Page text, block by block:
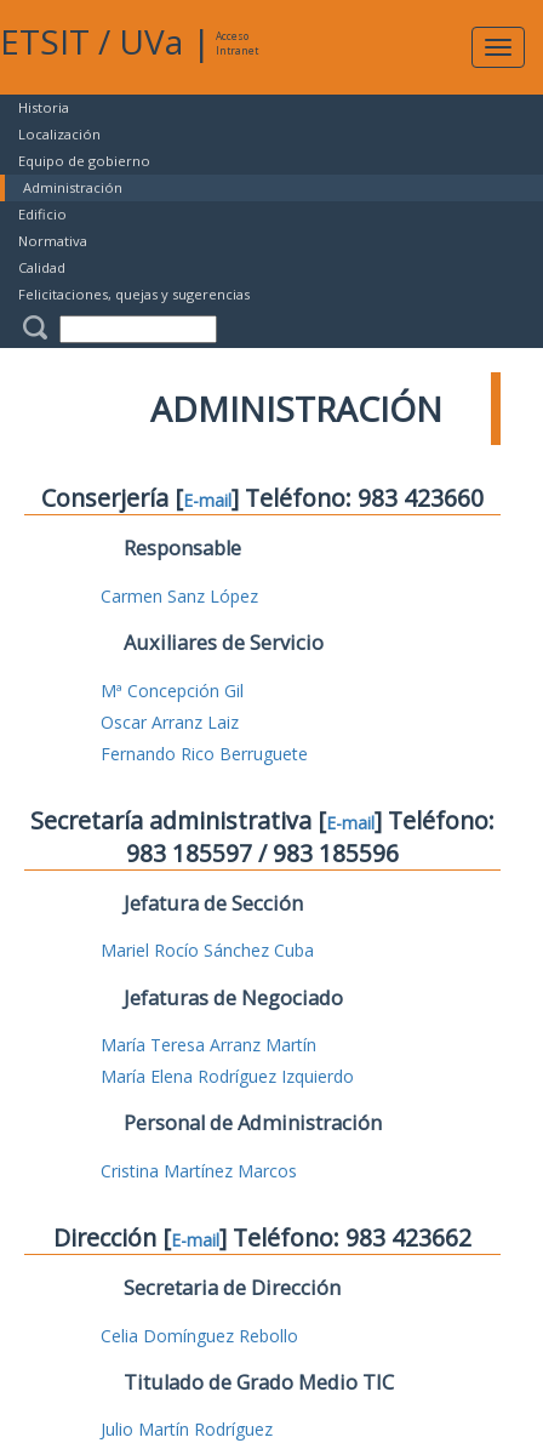
ETSIT / UVa |
Acceso
Intranet
Historia
Localización
Equipo de gobierno
Administración
Edificio
Normativa
Calidad
Felicitaciones, quejas y sugerencias
ADMINISTRACIÓN
Conserjería [E-mail] Teléfono: 983 423660
Responsable
Carmen Sanz López
Auxiliares de Servicio
Mª Concepción Gil
Oscar Arranz Laiz
Fernando Rico Berruguete
Secretaría administrativa [E-mail] Teléfono:
983 185597 / 983 185596
Jefatura de Sección
Mariel Rocío Sánchez Cuba
Jefaturas de Negociado
María Teresa Arranz Martín
María Elena Rodríguez Izquierdo
Personal de Administración
Cristina Martínez Marcos
Dirección [E-mail] Teléfono: 983 423662
Secretaria de Dirección
Celia Domínguez Rebollo
Titulado de Grado Medio TIC
Julio Martín Rodríguez